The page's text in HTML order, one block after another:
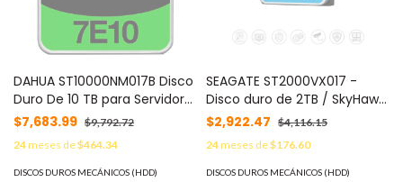
DAHUA ST10000NM017B Disco
Duro De 10 TB para Servidor
Seagate Exos 7E10 10TB SATA
III 7200RPM 3.5" 6 Gbit/s
$7,683.99 $9,792.72
24meses de$464.34
DISCOS DUROS MECÁNICOS (HDD)
SEAGATE ST2000VX017 -
Disco duro de 2TB / SkyHawk
/ 6Gbit/s / 3.5" / SATA III /
5400RPM/ 256 CACHE /
Recomendado para
videovigilancia /
$2,922.47 $4,116.15
24meses de$176.60
DISCOS DUROS MECÁNICOS (HDD)